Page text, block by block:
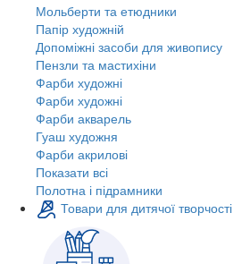
Мольберти та етюдники
Папір художній
Допоміжні засоби для живопису
Пензли та мастихіни
Фарби художні
Фарби художні
Фарби акварель
Гуаш художня
Фарби акрилові
Показати всі
Полотна і підрамники
Товари для дитячої творчості